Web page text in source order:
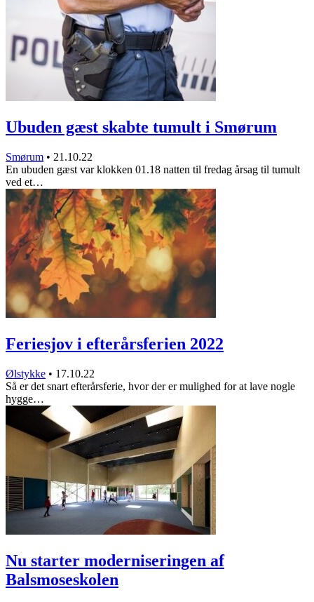
Ubuden gæst skabte tumult i Smørum
Smørum • 21.10.22
En ubuden gæst var klokken 01.18 natten til fredag årsag til tumult
ved et…
Feriesjov i efterårsferien 2022
Ølstykke • 17.10.22
Så er det snart efterårsferie, hvor der er mulighed for at lave nogle
hygge…
Nu starter moderniseringen af
Balsmoseskolen